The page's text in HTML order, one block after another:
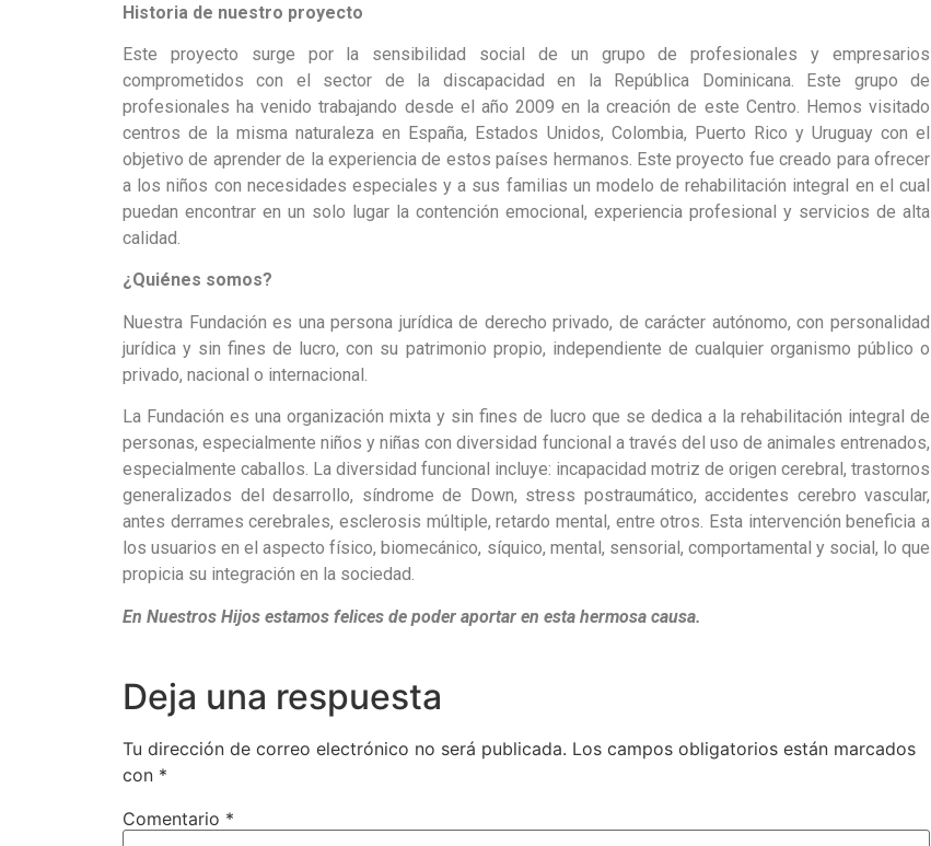
Historia de nuestro proyecto
Este proyecto surge por la sensibilidad social de un grupo de profesionales y empresarios
comprometidos con el sector de la discapacidad en la República Dominicana. Este grupo de
profesionales ha venido trabajando desde el año 2009 en la creación de este Centro. Hemos visitado
centros de la misma naturaleza en España, Estados Unidos, Colombia, Puerto Rico y Uruguay con el
objetivo de aprender de la experiencia de estos países hermanos. Este proyecto fue creado para ofrecer
a los niños con necesidades especiales y a sus familias un modelo de rehabilitación integral en el cual
puedan encontrar en un solo lugar la contención emocional, experiencia profesional y servicios de alta
calidad.
¿Quiénes somos?
Nuestra Fundación es una persona jurídica de derecho privado, de carácter autónomo, con personalidad
jurídica y sin fines de lucro, con su patrimonio propio, independiente de cualquier organismo público o
privado, nacional o internacional.
La Fundación es una organización mixta y sin fines de lucro que se dedica a la rehabilitación integral de
personas, especialmente niños y niñas con diversidad funcional a través del uso de animales entrenados,
especialmente caballos. La diversidad funcional incluye: incapacidad motriz de origen cerebral, trastornos
generalizados del desarrollo, síndrome de Down, stress postraumático, accidentes cerebro vascular,
antes derrames cerebrales, esclerosis múltiple, retardo mental, entre otros. Esta intervención beneficia a
los usuarios en el aspecto físico, biomecánico, síquico, mental, sensorial, comportamental y social, lo que
propicia su integración en la sociedad.
En Nuestros Hijos estamos felices de poder aportar en esta hermosa causa.
Deja una respuesta
Tu dirección de correo electrónico no será publicada. Los campos obligatorios están marcados
con *
Comentario *